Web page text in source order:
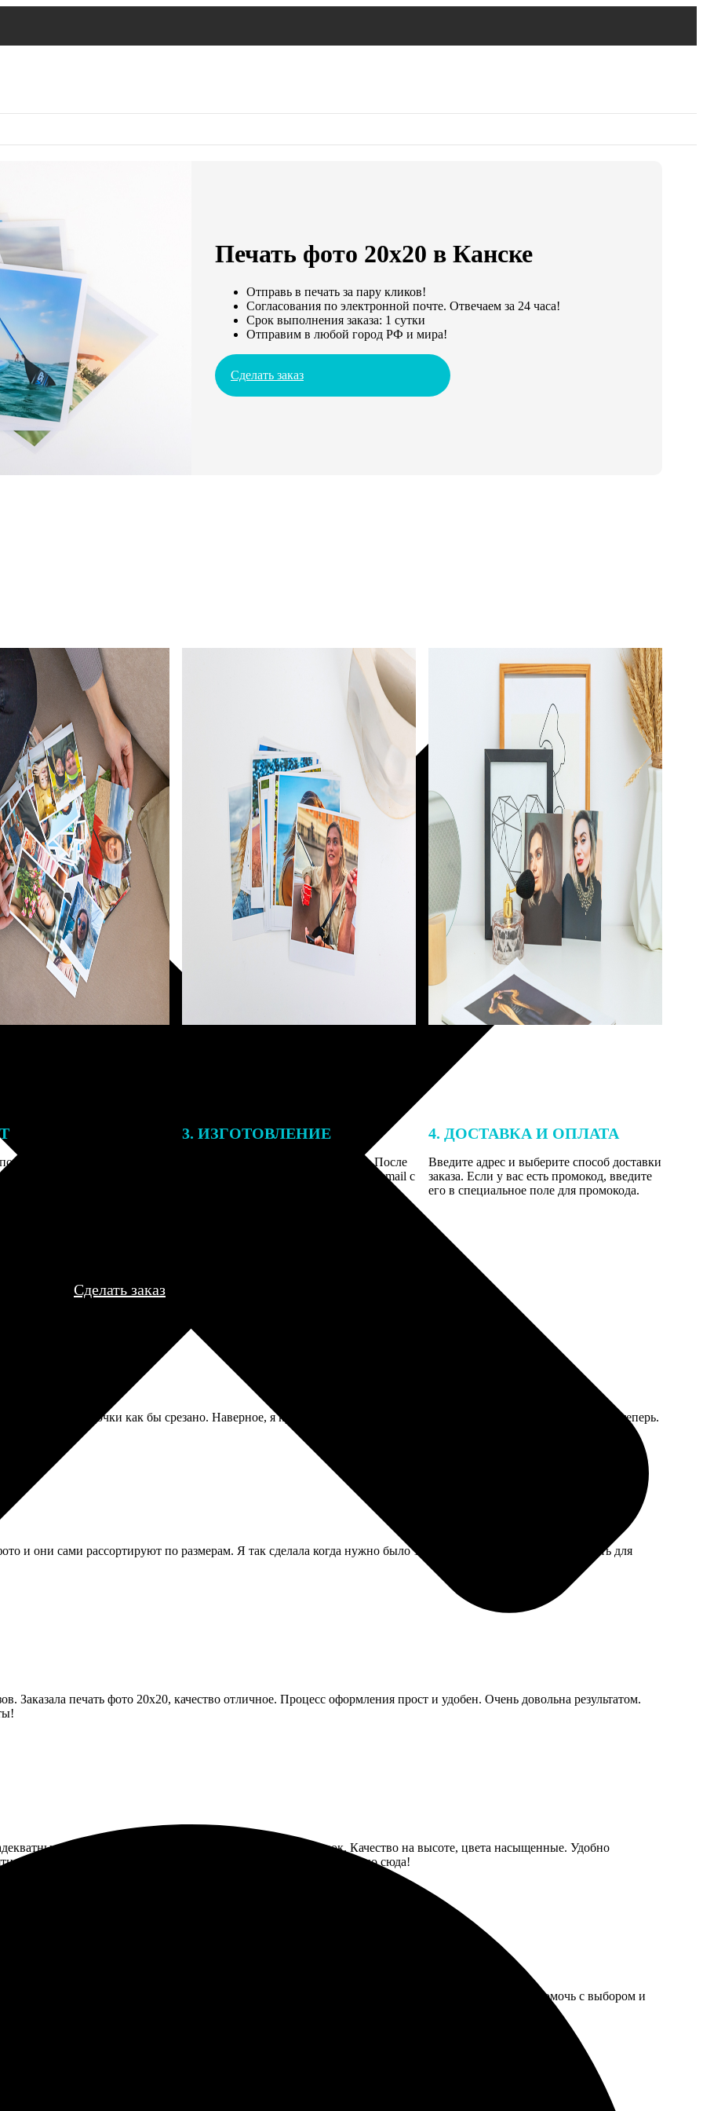
Печать фото 20х20 в Канске
Отправь в печать за пару кликов!
Согласования по электронной почте. Отвечаем за 24 часа!
Срок выполнения заказа: 1 сутки
Отправим в любой город РФ и мира!
Сделать заказ
заказа к печати
могут связаться с Вами
телефону или email для
деталей.
3. ИЗГОТОВЛЕНИЕ
Оплатите заказ банковской картой. После
оплаты получите подтверждение на email с
описанием заказа. Когда отправим заказ
4. ДОСТАВКА И ОПЛАТА
Введите адрес и выберите способ доставки
заказа. Если у вас есть промокод, введите
его в специальное поле для промокода.
Сделать заказ
лицо дочки как бы срезано. Наверное, я криво загрузила макет, переделывать не стала, пью из неё сама теперь.
и они сами рассортируют по размерам. Я так сделала когда нужно было 100 штук разных кадров распечатать для
Заказала печать фото 20х20, качество отличное. Процесс оформления прост и удобен. Очень довольна результатом.
цены. Заказал печать фото 20х20, всё пришло в срок. Качество на высоте, цвета насыщенные. Удобно
что можно выбрать разные сувениры. Рад, что обратился именно сюда!
быстро, процесс удобный и понятный. Выбор материалов порадовал, цены доступные. Готовы помочь с выбором и
С удовольствием вернусь снова. Рекомендую друзьям!